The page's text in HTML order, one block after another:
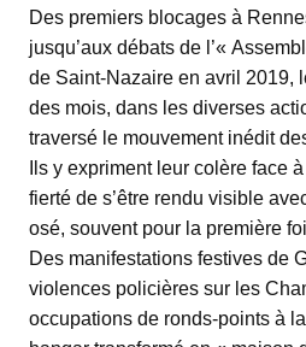
Des premiers blocages à
jusqu’aux débats de l’«
de Saint-Nazaire en avril 2019,
des mois, dans les diverses
traversé le mouvement inédit
Ils y expriment leur colère face
fierté de s’être rendu visible
osé, souvent pour la première
Des manifestations festives de
violences policières sur les
occupations de ronds-points à